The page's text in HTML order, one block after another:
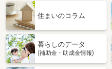
住まいのコラム
暮らしのデータ
(補助金・助成金情報)